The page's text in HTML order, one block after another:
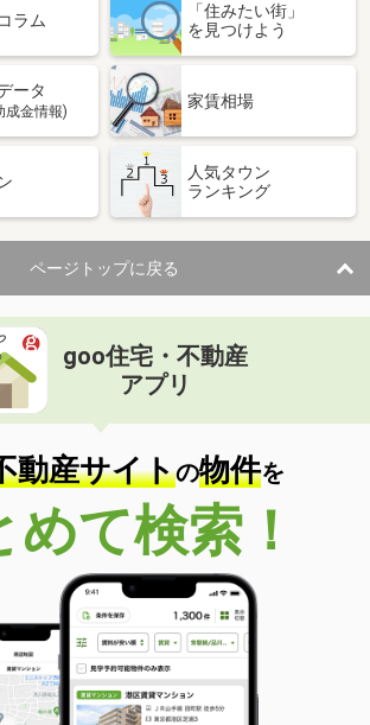
ラム
「住みたい街」
を見つけよう
ータ
成金情報)
家賃相場
人気タウン
ランキング
ページトップに戻る
goo住宅・不動産
アプリ
動産サイトの物件を
めて検索！